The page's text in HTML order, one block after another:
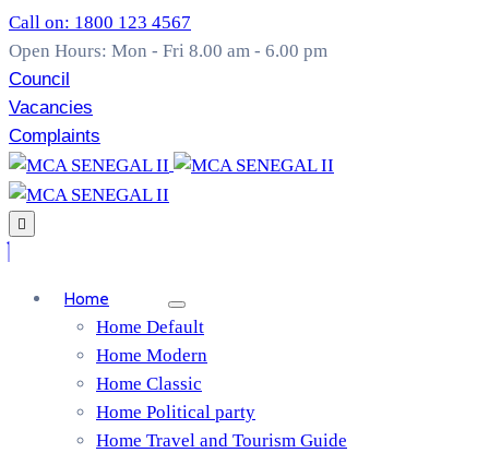
Call on: 1800 123 4567
Open Hours: Mon - Fri 8.00 am - 6.00 pm
Council
Vacancies
Complaints
Home
Home Default
Home Modern
Home Classic
Home Political party
Home Travel and Tourism Guide